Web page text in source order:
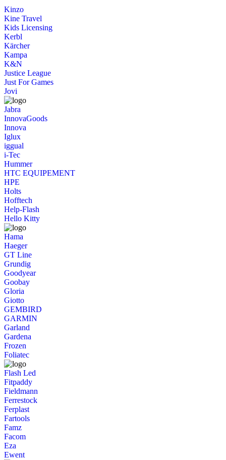
Kinzo
Kine Travel
Kids Licensing
Kerbl
Kärcher
Kampa
K&N
Justice League
Just For Games
Jovi
Jabra
InnovaGoods
Innova
Iglux
iggual
i-Tec
Hummer
HTC EQUIPEMENT
HPE
Holts
Hofftech
Help-Flash
Hello Kitty
Hama
Haeger
GT Line
Grundig
Goodyear
Goobay
Gloria
Giotto
GEMBIRD
GARMIN
Garland
Gardena
Frozen
Foliatec
Flash Led
Fitpaddy
Fieldmann
Ferrestock
Ferplast
Fartools
Famz
Facom
Eza
Ewent